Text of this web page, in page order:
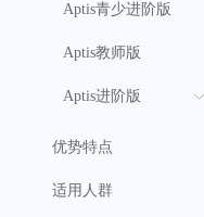
Aptis青少进阶版
Aptis教师版
Aptis进阶版
优势特点
适用人群